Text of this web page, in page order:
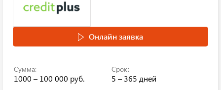
Онлайн заявка
Сумма:
1000 – 100 000 руб.
Срок:
5 – 365 дней